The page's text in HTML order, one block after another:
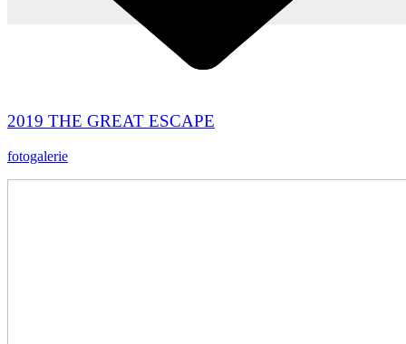
2019 THE GREAT ESCAPE
fotogalerie